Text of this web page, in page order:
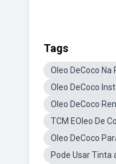
Tags
Oleo DeCoco Na
Oleo DeCoco
Oleo DeCoco
TCM EOleo De
Oleo DeCoco
Pode Usar Tinta